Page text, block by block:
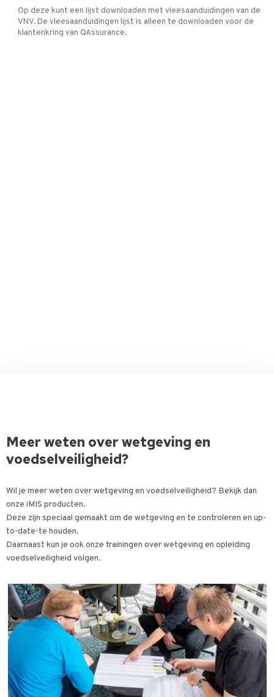
Op deze kunt een lijst downloaden met vleesaanduidingen van de
VNV. De vleesaanduidingen lijst is alleen te downloaden voor de
klantenkring van QAssurance.
Meer weten over wetgeving en
voedselveiligheid?
Wil je meer weten over wetgeving en voedselveiligheid? Bekijk dan
onze iMIS producten.
Deze zijn speciaal gemaakt om de wetgeving en te controleren en up-
to-date-te houden.
Daarnaast kun je ook onze trainingen over wetgeving en opleiding
voedselveiligheid volgen.